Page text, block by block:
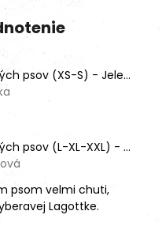
Granule pre dospelých psov (XS-S) - Jeleň lesný (SENSITIVE) 9kg
je 5 z 5 hviezdičiek.
Granule pre dospelých psov (L-XL-XXL) - Mix rôznych príchutí (3ks)
je 5 z 5 hviezdičiek.
psom velmi chuti,
Lagottke.